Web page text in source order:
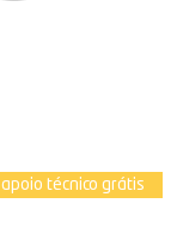
apoio técnico grátis